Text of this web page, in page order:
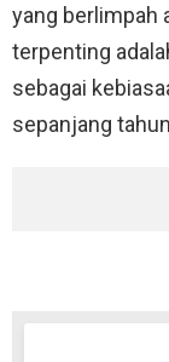
yang berlimpah
terpenting
sebagai
sepanjang